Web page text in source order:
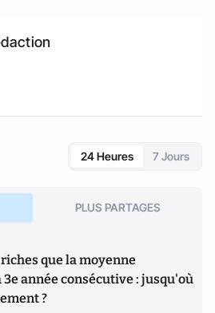
24 Heures 7 Jours
PLUS PARTAGES
que la moyenne
année consécutive : jusqu'où
?